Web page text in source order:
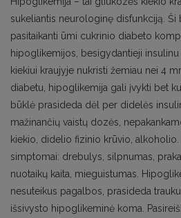
sukeliantis neurologinę disfunkciją. Ši
pasitaikanti ūmi cukrinio diabeto
hipoglikemijos, besigydantieji
kiekiui kraujyje nukristi žemiau nei 4
diabetu, hipoglikemija gali įvykti bet
būklė prasideda dėl per didelės
mažinančių vaistų dozės,
kiekio, didelio fizinio krūvio,
simptomai: drebulys, silpnumas,
nuotaikų kaita, mieguistumas.
nesuteikus pagalbos, prasideda
išsivysto hipoglikeminė koma.